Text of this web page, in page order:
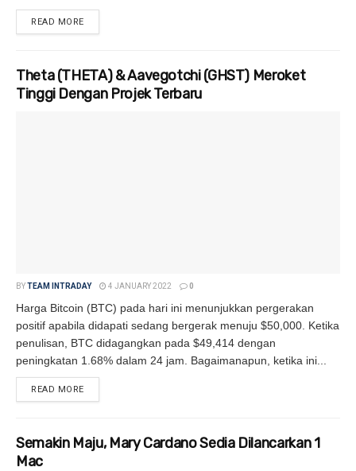
READ MORE
Theta (THETA) & Aavegotchi (GHST) Meroket
Tinggi Dengan Projek Terbaru
BYTEAM INTRADAY 4 JANUARY 2022 0
Harga Bitcoin (BTC) pada hari ini menunjukkan pergerakan
positif apabila didapati sedang bergerak menuju $50,000. Ketika
penulisan, BTC didagangkan pada $49,414 dengan
peningkatan 1.68% dalam 24 jam. Bagaimanapun, ketika ini...
READ MORE
Semakin Maju, Mary Cardano Sedia Dilancarkan 1
Mac